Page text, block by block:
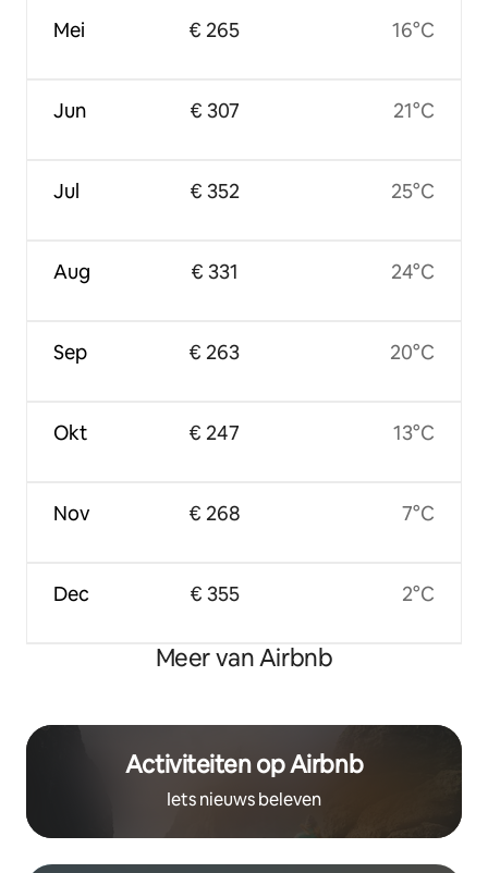
Mei
Jun
Jul
Aug
Sep
Okt
Nov
Dec
€ 265
€ 307
€ 352
€ 331
€ 263
€ 247
€ 268
€ 355
16°C
21°C
25°C
24°C
20°C
13°C
7°C
2°C
Meer van Airbnb
Activiteiten op Airbnb
Iets nieuws beleven